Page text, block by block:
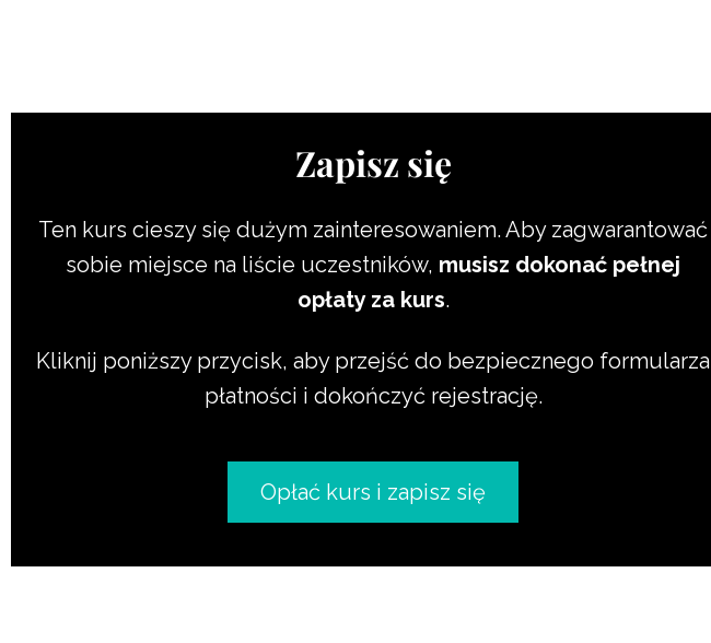
Zapisz się
Ten kurs cieszy się dużym zainteresowaniem. Aby zagwarantować
sobie miejsce na liście uczestników, musisz dokonać pełnej
opłaty za kurs.
Kliknij poniższy przycisk, aby przejść do bezpiecznego formularza
płatności i dokończyć rejestrację.
Opłać kurs i zapisz się